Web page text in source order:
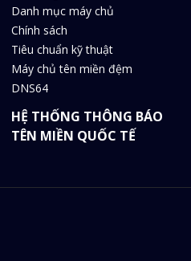
Danh mục máy chủ
Chính sách
Tiêu chuẩn kỹ thuật
Máy chủ tên miền đệm
DNS64
HỆ THỐNG THÔNG BÁO
TÊN MIỀN QUỐC TẾ